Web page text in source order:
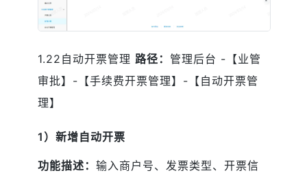
1.22自动开票管理 路径： 管理后台 -【业管
审批】-【手续费开票管理】-【自动开票管
理】
1）新增自动开票
功能描述： 输入商户号、发票类型、开票信